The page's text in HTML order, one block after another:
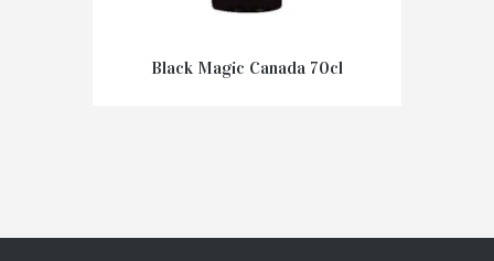
Black Magic Canada 70cl